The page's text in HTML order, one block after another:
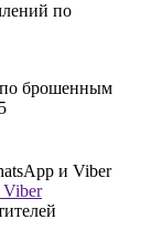
по
по брошенным
и Viber